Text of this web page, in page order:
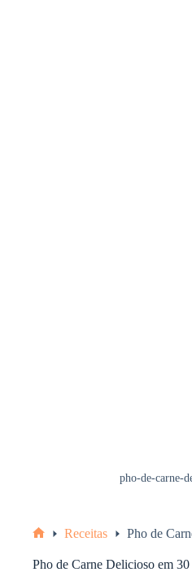
pho-de-carne-
Receitas Pho de
Pho de Carne Delicioso em